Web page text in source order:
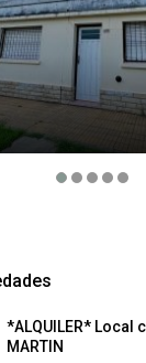
*ALQUILER* Local
MARTIN